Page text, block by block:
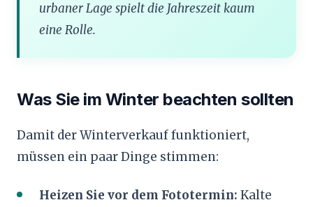
urbaner Lage spielt die Jahreszeit kaum
eine Rolle.
Was Sie im Winter beachten sollten
Damit der Winterverkauf funktioniert,
müssen ein paar Dinge stimmen:
Heizen Sie vor dem Fototermin: Kalte